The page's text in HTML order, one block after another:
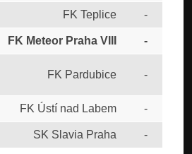
FK Teplice -
FK Meteor Praha VIII -
FK Pardubice -
FK Ústí nad Labem -
SK Slavia Praha -